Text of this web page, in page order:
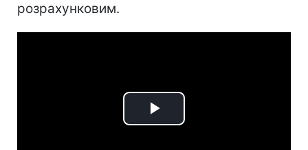
розрахунковим.
Play